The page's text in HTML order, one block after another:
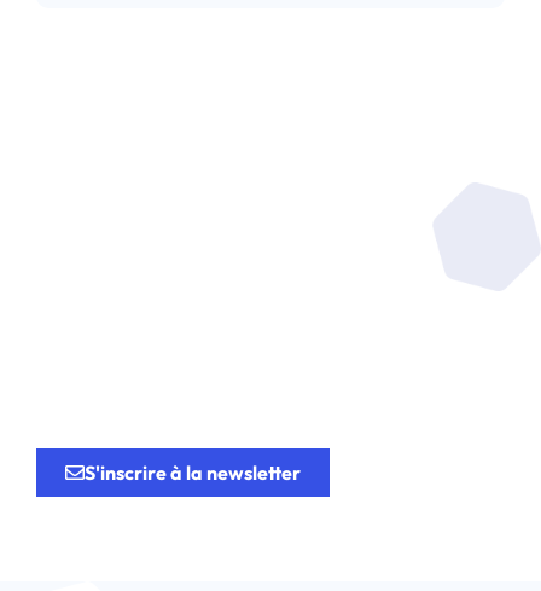
S'inscrire à la newsletter